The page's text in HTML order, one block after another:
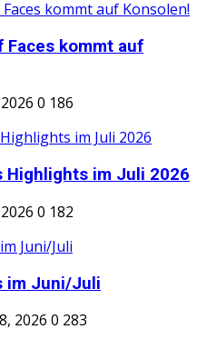
Faces kommt auf
0 186
Highlights im Juli 2026
0 182
im Juni/Juli
2026 0 283